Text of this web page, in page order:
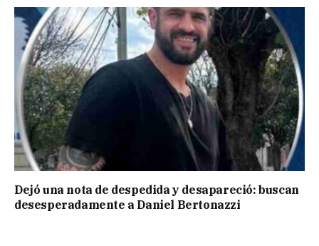
Dejó una nota de despedida y desapareció: buscan
desesperadamente a Daniel Bertonazzi